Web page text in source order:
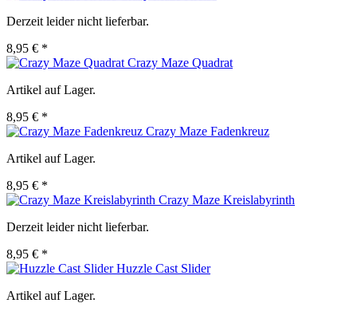
Derzeit leider nicht lieferbar.
8,95 € *
Crazy Maze Quadrat
Artikel auf Lager.
8,95 € *
Crazy Maze Fadenkreuz
Artikel auf Lager.
8,95 € *
Crazy Maze Kreislabyrinth
Derzeit leider nicht lieferbar.
8,95 € *
Huzzle Cast Slider
Artikel auf Lager.